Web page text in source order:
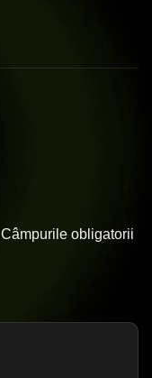
Câmpurile obligatorii